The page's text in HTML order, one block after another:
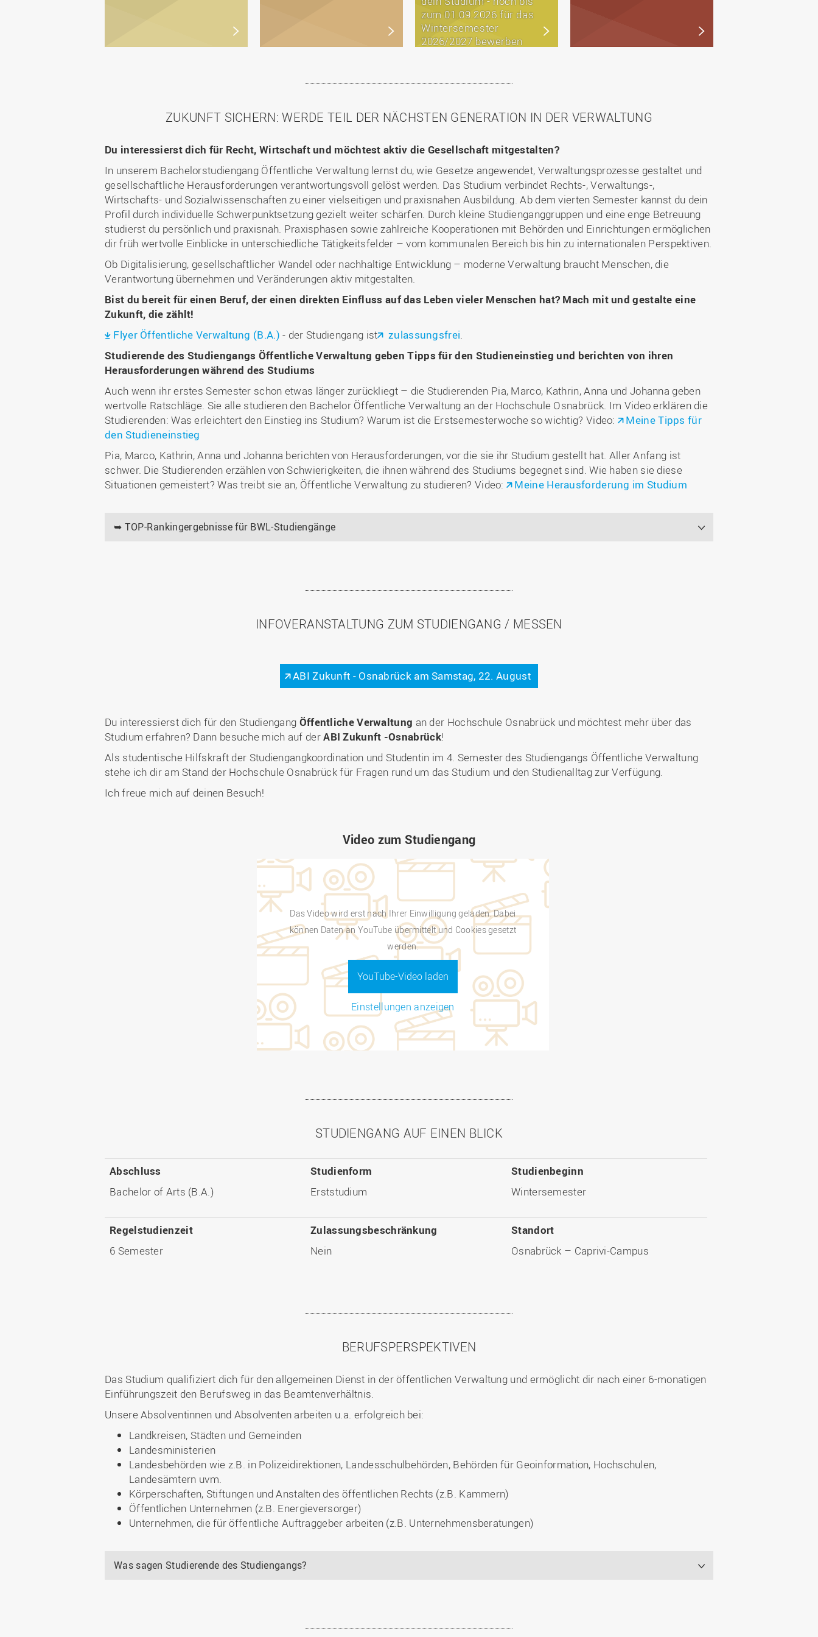
zum 01.09.2026 für das
Wintersemester
2026/2027 bewerben
ZUKUNFT SICHERN: WERDE TEIL DER NÄCHSTEN GENERATION IN DER VERWALTUNG
Du interessierst dich für Recht, Wirtschaft und möchtest aktiv die Gesellschaft mitgestalten?
In unserem Bachelorstudiengang Öffentliche Verwaltung lernst du, wie Gesetze angewendet, Verwaltungsprozesse gestaltet und
gesellschaftliche Herausforderungen verantwortungsvoll gelöst werden. Das Studium verbindet Rechts-, Verwaltungs-,
Wirtschafts- und Sozialwissenschaften zu einer vielseitigen und praxisnahen Ausbildung. Ab dem vierten Semester kannst du dein
Profil durch individuelle Schwerpunktsetzung gezielt weiter schärfen. Durch kleine Studienganggruppen und eine enge Betreuung
studierst du persönlich und praxisnah. Praxisphasen sowie zahlreiche Kooperationen mit Behörden und Einrichtungen ermöglichen
dir früh wertvolle Einblicke in unterschiedliche Tätigkeitsfelder – vom kommunalen Bereich bis hin zu internationalen Perspektiven.
Ob Digitalisierung, gesellschaftlicher Wandel oder nachhaltige Entwicklung – moderne Verwaltung braucht Menschen, die
Verantwortung übernehmen und Veränderungen aktiv mitgestalten.
Bist du bereit für einen Beruf, der einen direkten Einfluss auf das Leben vieler Menschen hat? Mach mit und gestalte eine
Zukunft, die zählt!
Flyer Öffentliche Verwaltung (B.A.) - der Studiengang ist zulassungsfrei.
Studierende des Studiengangs Öffentliche Verwaltung geben Tipps für den Studieneinstieg und berichten von ihren
Herausforderungen während des Studiums
Auch wenn ihr erstes Semester schon etwas länger zurückliegt – die Studierenden Pia, Marco, Kathrin, Anna und Johanna geben
wertvolle Ratschläge. Sie alle studieren den Bachelor Öffentliche Verwaltung an der Hochschule Osnabrück. Im Video erklären die
Studierenden: Was erleichtert den Einstieg ins Studium? Warum ist die Erstsemesterwoche so wichtig? Video:
Meine Tipps für
den Studieneinstieg
Pia, Marco, Kathrin, Anna und Johanna berichten von Herausforderungen, vor die sie ihr Studium gestellt hat. Aller Anfang ist
schwer. Die Studierenden erzählen von Schwierigkeiten, die ihnen während des Studiums begegnet sind. Wie haben sie diese
Situationen gemeistert? Was treibt sie an, Öffentliche Verwaltung zu studieren? Video:
Meine Herausforderung im Studium
➥ TOP-Rankingergebnisse für BWL-Studiengänge
INFOVERANSTALTUNG ZUM STUDIENGANG / MESSEN
ABI Zukunft - Osnabrück am Samstag, 22. August
Du interessierst dich für den Studiengang Öffentliche Verwaltung an der Hochschule Osnabrück und möchtest mehr über das
Studium erfahren? Dann besuche mich auf derABI Zukunft -Osnabrück!
Als studentische Hilfskraft der Studiengangkoordination und Studentin im 4. Semester des Studiengangs Öffentliche Verwaltung
stehe ich dir am Stand der Hochschule Osnabrück für Fragen rund um das Studium und den Studienalltag zur Verfügung.
Ich freue mich auf deinen Besuch!
Video zum Studiengang
Das Video wird erst nach Ihrer Einwilligung geladen. Dabei
können Daten an YouTube übermittelt und Cookies gesetzt
werden.
YouTube-Video laden
Einstellungen anzeigen
STUDIENGANG AUF EINEN BLICK
Abschluss
Bachelor of Arts (B.A.)
Studienform
Erststudium
Studienbeginn
Wintersemester
Regelstudienzeit
6 Semester
Zulassungsbeschränkung
Nein
Standort
Osnabrück – Caprivi-Campus
BERUFSPERSPEKTIVEN
Das Studium qualifiziert dich für den allgemeinen Dienst in der öffentlichen Verwaltung und ermöglicht dir nach einer 6-monatigen
Einführungszeit den Berufsweg in das Beamtenverhältnis.
Unsere Absolventinnen und Absolventen arbeiten u.a. erfolgreich bei:
Landkreisen, Städten und Gemeinden
Landesministerien
Landesbehörden wie z.B. in Polizeidirektionen, Landesschulbehörden, Behörden für Geoinformation, Hochschulen,
Landesämtern uvm.
Körperschaften, Stiftungen und Anstalten des öffentlichen Rechts (z.B. Kammern)
Öffentlichen Unternehmen (z.B. Energieversorger)
Unternehmen, die für öffentliche Auftraggeber arbeiten (z.B. Unternehmensberatungen)
Was sagen Studierende des Studiengangs?